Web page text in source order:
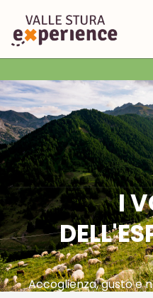
I
Accoglienza, gusto e